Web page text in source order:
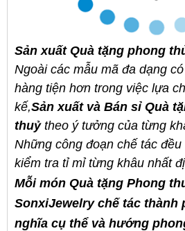
Sản xuất Quà tặng phong
Ngoài các mẫu mã đa dạng
hàng tiện hơn trong việc lựa
kế,Sản xuất và Bán sỉ Quà
thuỷtheo ý tưởng của từng
Những công đoạn chế tác
kiểm tra tỉ mỉ từng khâu nhất
Mỗi món Quà tặng Phong
SonxiJewelry chế tác thành
nghĩa cụ thể và hướng